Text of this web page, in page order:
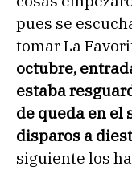
pues se
tomar La
octubre,
estaba
de queda en el
disparos a
siguiente los